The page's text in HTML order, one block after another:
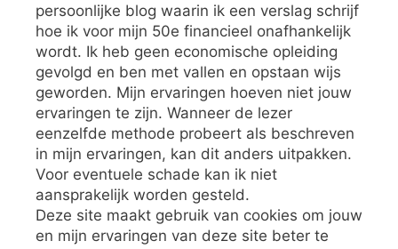
persoonlijke blog waarin ik een verslag schrijf
hoe ik voor mijn 50e financieel onafhankelijk
wordt. Ik heb geen economische opleiding
gevolgd en ben met vallen en opstaan wijs
geworden. Mijn ervaringen hoeven niet jouw
ervaringen te zijn. Wanneer de lezer
eenzelfde methode probeert als beschreven
in mijn ervaringen, kan dit anders uitpakken.
Voor eventuele schade kan ik niet
aansprakelijk worden gesteld.
Deze site maakt gebruik van cookies om jouw
en mijn ervaringen van deze site beter te